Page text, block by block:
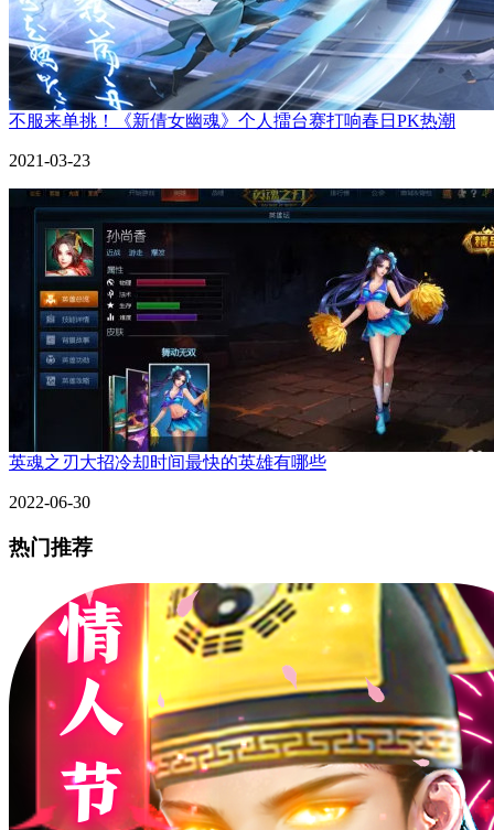
不服来单挑！《新倩女幽魂》个人擂台赛打响春日PK热潮
2021-03-23
英魂之刃大招冷却时间最快的英雄有哪些
2022-06-30
热门推荐